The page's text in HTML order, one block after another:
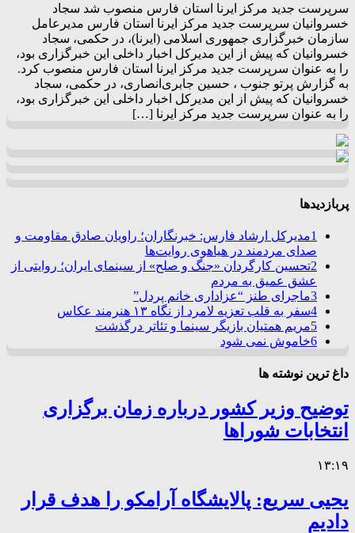
سرپرست جدید مرکز ایرنا استان فارس منصوب شد سجاد
خسروانیان سرپرست جدید مرکز ایرنا استان فارس مدیرعامل
سازمان خبرگزاری جمهوری اسلامی (ایرنا)، در حکمی، سجاد
خسروانیان که پیش از این مدیرکل اخبار داخلی این خبرگزاری بود،
را به عنوان سرپرست جدید مرکز ایرنا استان فارس منصوب کرد.
به گزارش پرتو جنوب ، حسین جابری‌انصاری، در حکمی، سجاد
خسروانیان که پیش از این مدیرکل اخبار داخلی این خبرگزاری بود،
را به عنوان سرپرست جدید مرکز ایرنا […]
پربازدیدها
1مدیرکل ارشاد فارس: خبرنگاران؛ راویان صادق مقاومت و
صدای مردمند در هیاهوی روایت‌ها
2تحسین کارگردان «جنگ و صلح» از سینمای ایران؛ روایتی از
عشق عمیق به مردم
3ماجرای طنز “عزاداری خانم پردل”
4سفر به قلب تعزیه لامرد از نگاه ۱۳ هنرمند عکاس
5مریم همتیان بازیگر سینما و تئاتر درگذشت
6خاموش نمی شود
داغ ترین نوشته ها
توضیح وزیر کشور درباره زمان برگزاری
انتخابات شوراها
۱۳:۱۹
یحیی سریع: پالایشگاه آرامکو را هدف قرار
دادیم